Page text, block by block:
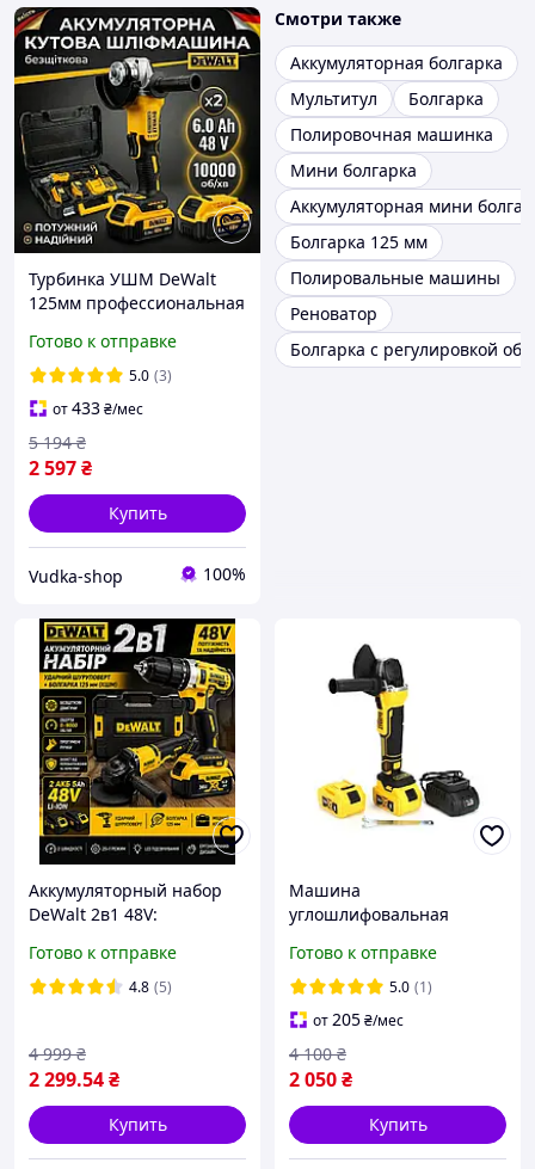
Турбинка УШМ DeWalt
125мм профессиональная
бытовая болгарка
Готово к отправке
5.0 (3)
от433₴/мес
2 597₴
5 194 ₴
Купить
Vudka-shop 100%
Смотри также
Аккумуляторная болгарка
Мультитул
Болгарка
Полировочная машинка
Мини болгарка
Аккумуляторная мини
Болгарка 125 мм
Полировальные машины
Реноватор
Болгарка с регулировкой
Аккумуляторный набор
DeWalt 2в1 48V:
125 мм (УШМ), 2 АКБ 5Ah,
кейс
Готово к отправке
4.8 (5)
2 299.54₴
4 999 ₴
Купить
Машина
углошлифовальная
болгарка УШМ с
регулировкой скорости
2акб
Готово к отправке
5.0 (1)
от205₴/мес
2 050₴
4 100 ₴
Купить